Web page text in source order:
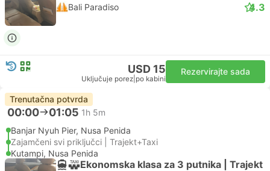
Bali Paradiso 4.3
USD 15
Uključuje porez po kabini
Rezervirajte sada
Trenutačna potvrda
00:00 01:05 1h 5m
Banjar Nyuh Pier, Nusa Penida
Zajamčeni svi priključci | Trajekt+Taxi
Kutampi, Nusa Penida
Ekonomska klasa za 3 putnika | Trajekt